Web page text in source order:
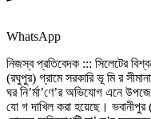
WhatsApp
নিজস্ব প্রতিবেদক ::: সিলেটের
(রঘুপুর) গ্রামে সরকারি ভূ মি র
ঘর নি’র্মা’ণে’র অভিযোগ এনে
যো গ দাখিল করা হয়েছে।